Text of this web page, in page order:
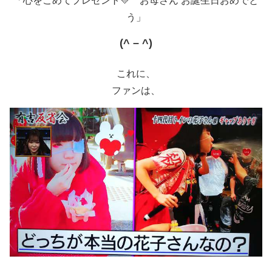
う」
(^ – ^)
これに、
ファンは、